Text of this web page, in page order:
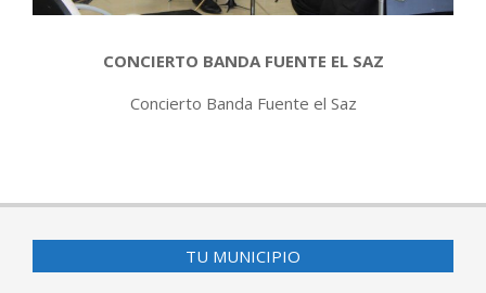
CONCIERTO BANDA FUENTE EL SAZ
Concierto Banda Fuente el Saz
TU MUNICIPIO